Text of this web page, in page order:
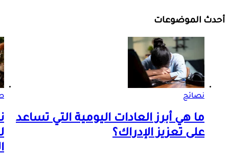
أحدث الموضوعات
نصائح
ما هي أبرز العادات اليومية التي تساعد
على تعزيز الإدراك؟